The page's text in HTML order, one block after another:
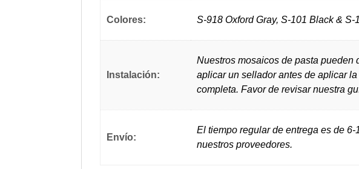
Colores: S-918 Oxford Gray, S-101 Black & S-
Instalación:
Nuestros mosaicos de pasta pueden
aplicar un sellador antes de aplicar
completa. Favor de revisar nuestra
Envío:
El tiempo regular de entrega es de
nuestros proveedores.